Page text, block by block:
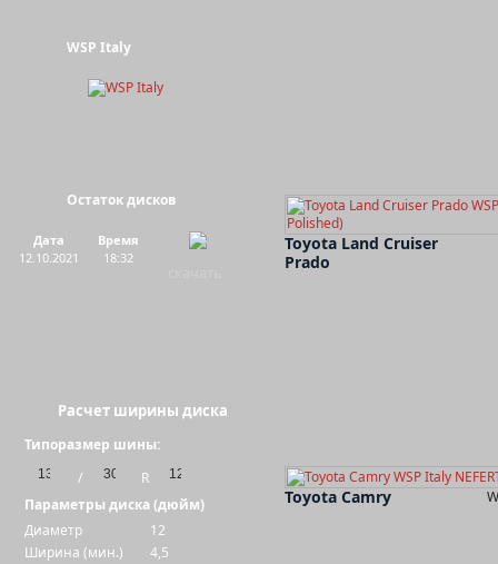
Toyota Land Cruiser
Prado
Toyota Camry
WSP Italy
Остаток дисков
Дата
12.10.2021
Время
18:32
Расчет ширины диска
Типоразмер шины:
/
R
Параметры диска (дюйм)
Диаметр
12
Ширина (мин.)
4,5